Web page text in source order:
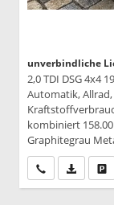
unverbindliche
2,0 TDI DSG 4x4
Automatik,
kombiniert 158.00
Graphitegrau
Wir rufen Sie an
PDF-